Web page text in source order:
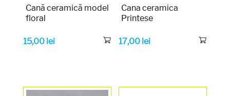
Cană ceramică model
floral
15,00 lei
Cana ceramica
Printese
17,00 lei